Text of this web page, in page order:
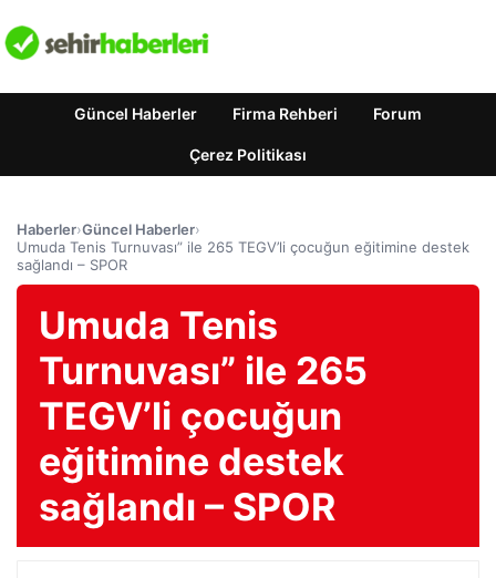
Güncel Haberler Firma Rehberi Forum
Çerez Politikası
Haberler›Güncel Haberler›
Umuda Tenis Turnuvası” ile 265 TEGV’li çocuğun eğitimine destek
sağlandı – SPOR
Umuda Tenis
Turnuvası” ile 265
TEGV’li çocuğun
eğitimine destek
sağlandı – SPOR